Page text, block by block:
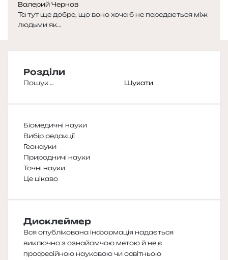
Валерий Чернов
Та тут ще добре, що воно хоча б не передається між
людьми як...
Розділи
Пошук:
Біомедичні науки
Вибір редакції
Геонауки
Природничі науки
Точні науки
Це цікаво
Дисклеймер
Вся опублікована інформація надається
виключно з ознайомчою метою й не є
професійною науковою чи освітньою